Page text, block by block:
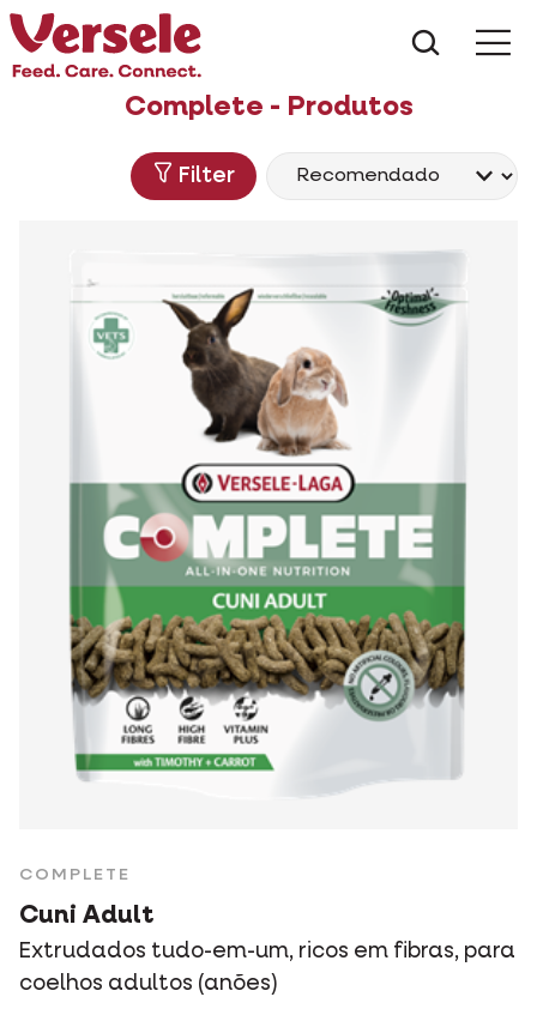
Complete - Produtos
Filter
COMPLETE
Cuni Adult
Extrudados tudo-em-um, ricos em fibras, para
coelhos adultos (anões)